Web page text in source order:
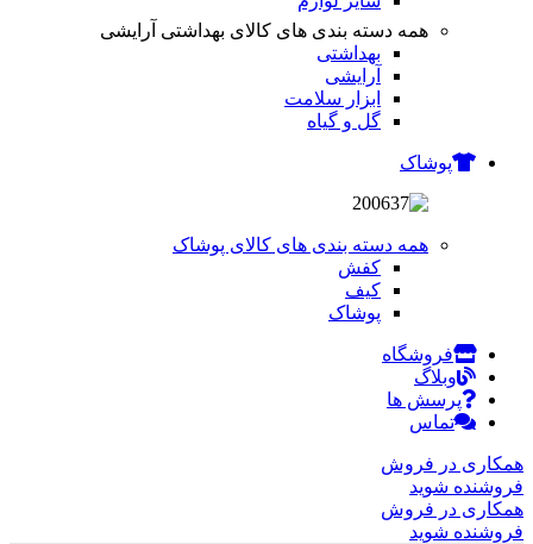
همه دسته بندی های کالای بهداشتی آرایشی
بهداشتی
آرایشی
ابزار سلامت
گل و گیاه
پوشاک
همه دسته بندی های کالای پوشاک
کفش
کیف
پوشاک
فروشگاه
وبلاگ
پرسش ها
تماس
همکاری در فروش
فروشنده شوید
همکاری در فروش
فروشنده شوید